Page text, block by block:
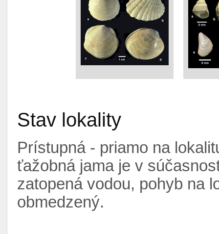
Stav lokality
Prístupná - priamo na
ťažobná jama je v
zatopená vodou, pohyb na
obmedzený.